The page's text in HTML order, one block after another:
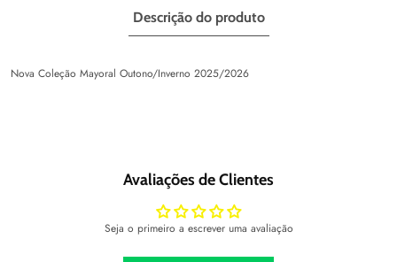
Descrição do produto
Nova Coleção Mayoral Outono/Inverno 2025/2026
Avaliações de Clientes
Seja o primeiro a escrever uma avaliação